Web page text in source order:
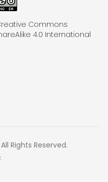
Commons
4.0 International
All Rights Reserved.
.